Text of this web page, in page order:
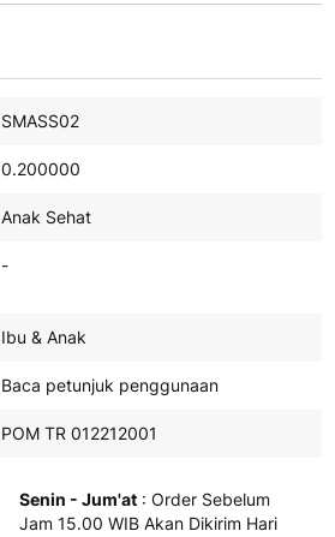
SMASS02
0.200000
Anak Sehat
-
Ibu & Anak
Baca petunjuk penggunaan
POM TR 012212001
Senin - Jum'at : Order Sebelum
Jam 15.00 WIB Akan Dikirim Hari